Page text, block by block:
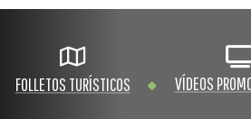
FOLLETOS TURÍSTICOS VÍDEOS